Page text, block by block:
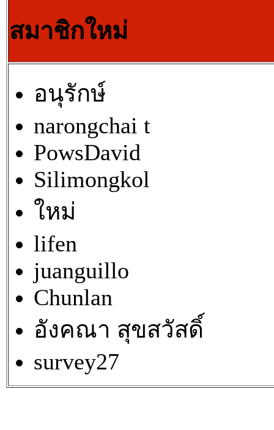
สมาชิกใหม่
อนุรักษ์
narongchai t
PowsDavid
Silimongkol
ใหม่
lifen
juanguillo
Chunlan
อังคณา สุขสวัสดิ์
survey27